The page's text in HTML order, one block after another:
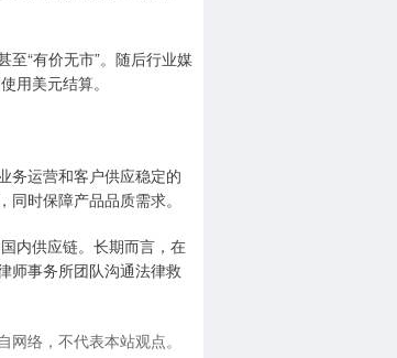
“有价无市”。随后行业媒
用美元结算。
运营和客户供应稳定的
时保障产品品质需求。
内供应链。长期而言，在
师事务所团队沟通法律救
络，不代表本站观点。